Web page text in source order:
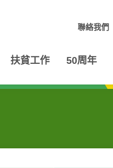
聯絡我們
扶貧工作 50周年